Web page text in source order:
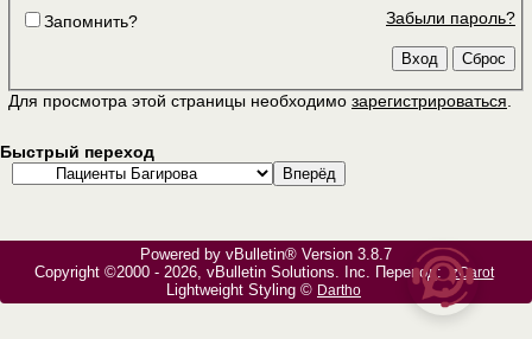
Забыли пароль?
Запомнить?
Для просмотра этой страницы необходимо зарегистрироваться
Быстрый переход
Powered by vBulletin® Version 3.8.7
Copyright ©2000 - 2026, vBulletin Solutions, Inc. Перевод: zCarot
Lightweight Styling © Dartho